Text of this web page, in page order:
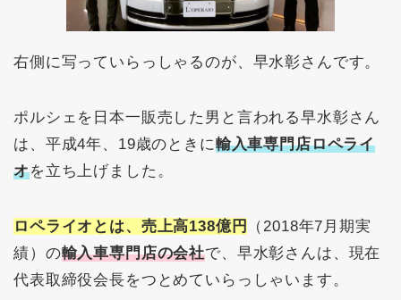
右側に写っていらっしゃるのが、早水彰さんです。
ポルシェを日本一販売した男と言われる早水彰さん
は、平成4年、19歳のときに輸入車専門店ロペライ
オを立ち上げました。
ロペライオとは、売上高138億円
（2018年7月期実
績）の輸入車専門店の会社で、早水彰さんは、現在
代表取締役会長をつとめていらっしゃいます。